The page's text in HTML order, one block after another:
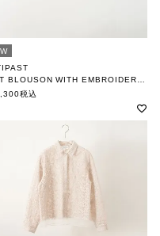
BLOUSON WITH EMBROIDERY FABRIC
ィパスト
税込